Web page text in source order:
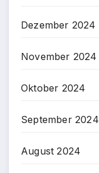
Dezember 2024
November 2024
Oktober 2024
September 2024
August 2024